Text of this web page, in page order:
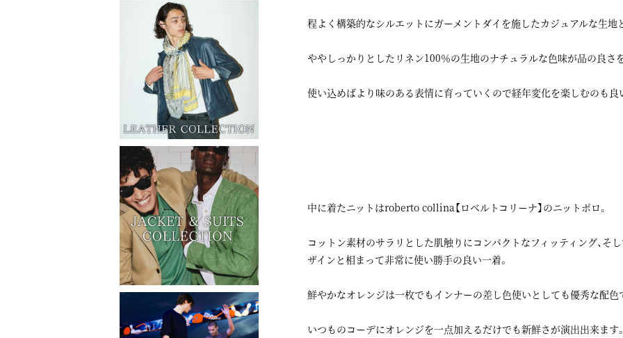
程よく構築的なシルエットにガーメントダイを施したカジュアルな生地
ややしっかりとしたリネン100％の生地のナチュラルな色味が品の良さ
使い込めばより味のある表情に育っていくので経年変化を楽しむのも良
中に着たニットはroberto collina【ロベルトコリーナ】のニットポロ。
コットン素材のサラリとした肌触りにコンパクトなフィッティング、そ
ザインと相まって非常に使い勝手の良い一着。
鮮やかなオレンジは一枚でもインナーの差し色使いとしても優秀な配色
いつものコーデにオレンジを一点加えるだけでも新鮮さが演出出来ます